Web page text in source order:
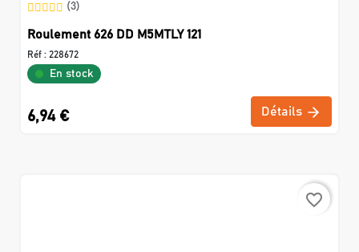
(3)
Roulement 626 DD M5MTLY 121
Réf : 228672
En stock
6,94 € Détails
favorite_border